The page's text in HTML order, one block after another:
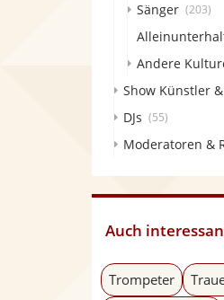
Sänger (203)
Andere
Show Künstler
DJs (55)
Moderatoren &
Auch
Trompeter